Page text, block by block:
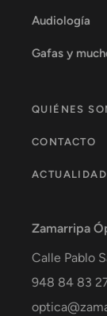
Audiología
Gafas y
QUIÉNES
CONTACTO
ACTUALIDAD
Zamarripa
Calle Pablo
948 84 83